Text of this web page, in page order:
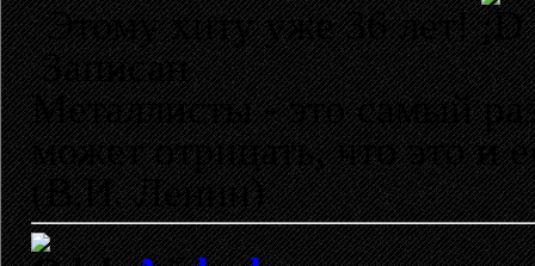
Этому хиту уже 36 лет!
Записан
Металлисты - это самый
может отрицать, что это и
(В.И. Ленин)